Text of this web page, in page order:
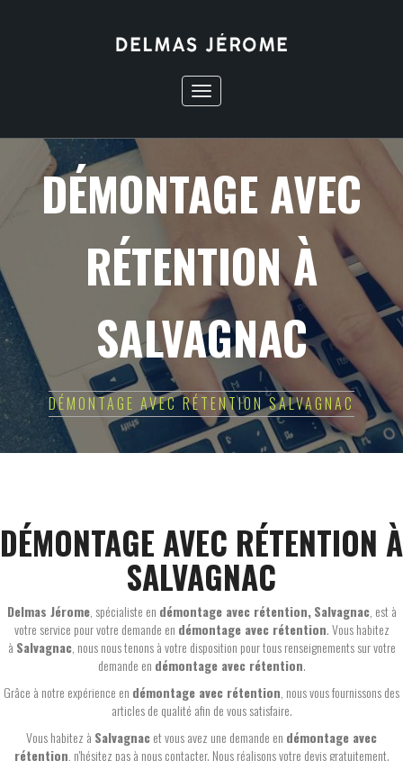
Toggle
navigation
DÉMONTAGE AVEC
RÉTENTION À
SALVAGNAC
DÉMONTAGE AVEC RÉTENTION SALVAGNAC
DÉMONTAGE AVEC RÉTENTION À
SALVAGNAC
Delmas Jérome, spécialiste en démontage avec rétention, Salvagnac, est à
votre service pour votre demande en démontage avec rétention. Vous habitez
à Salvagnac, nous nous tenons à votre disposition pour tous renseignements sur votre
demande en démontage avec rétention.
Grâce à notre expérience en démontage avec rétention, nous vous fournissons des
articles de qualité afin de vous satisfaire.
Vous habitez à Salvagnacet vous avez une demande en démontage avec
rétention, n'hésitez pas à nous contacter. Nous réalisons votre devis gratuitement.